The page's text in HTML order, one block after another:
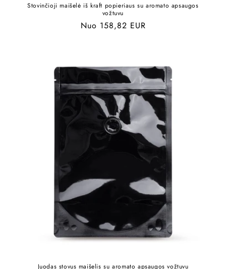
Stovinčioji maišelė iš kraft popieriaus su aromato apsaugos
vožtuvu
Įprasta
Nuo 158,82 EUR
Juodas stovus maišelis su aromato apsaugos vožtuvu